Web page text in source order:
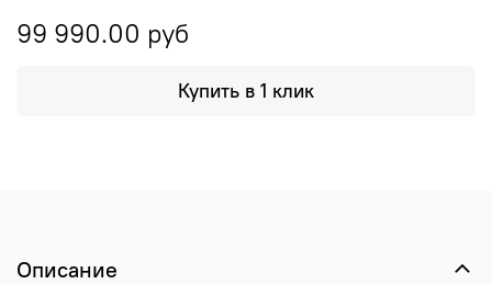
99 990.00 руб
Купить в 1 клик
Описание